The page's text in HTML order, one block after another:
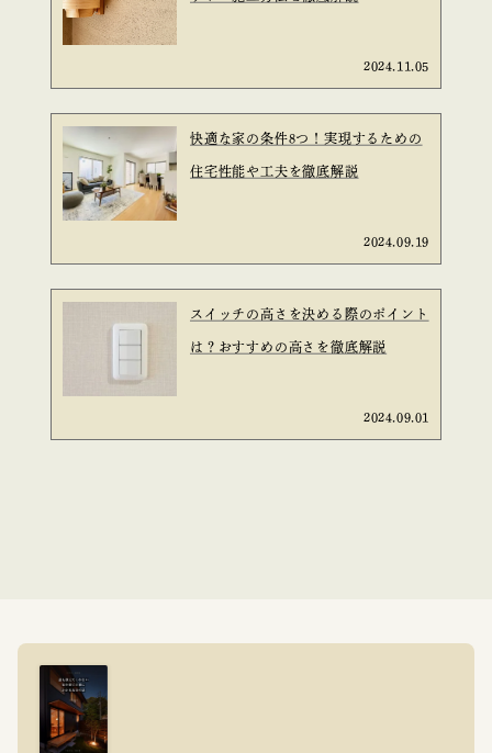
2024.11.05
快適な家の条件8つ！実現するための
住宅性能や工夫を徹底解説
2024.09.19
スイッチの高さを決める際のポイント
は？おすすめの高さを徹底解説
2024.09.01